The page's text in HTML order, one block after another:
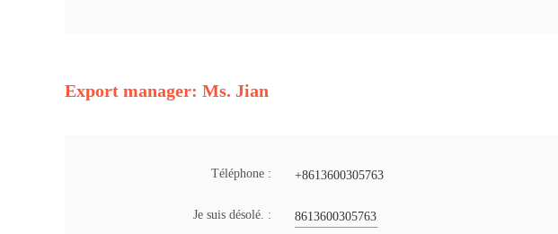
Export manager: Ms. Jian
Téléphone : +8613600305763
Je suis désolé. : 8613600305763